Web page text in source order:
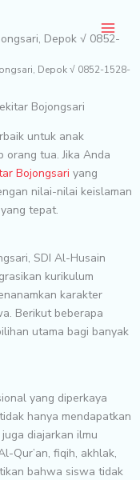
Depok √ 0852-
Depok √ 0852-1528-
untuk anak
orang tua. Jika Anda
Bojongsari yang
nilai-nilai keislaman
tepat.
SDI Al-Husain
kurikulum
karakter
Berikut beberapa
utama bagi banyak
yang diperkaya
hanya mendapatkan
diajarkan ilmu
Qur’an, fiqih, akhlak,
bahwa siswa tidak